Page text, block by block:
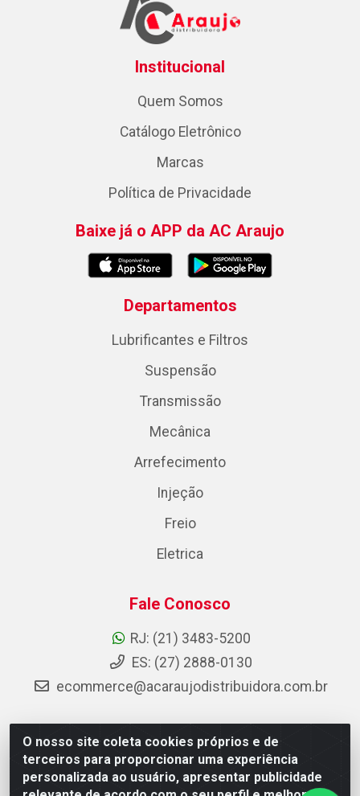
O nosso site coleta cookies próprios e de
terceiros para proporcionar uma experiência
personalizada ao usuário, apresentar publicidade
Institucional
Quem Somos
Catálogo Eletrônico
Marcas
Política de Privacidade
Baixe já o APP da AC Araujo
Departamentos
Lubrificantes e Filtros
Suspensão
Transmissão
Mecânica
Arrefecimento
Injeção
Freio
Eletrica
Fale Conosco
RJ: (21) 3483-5200
ES: (27) 2888-0130
ecommerce@acaraujodistribuidora.com.br
AC Araujo Distribuidora - Rua Carneiro de Campos, 42 -
São Cristóvão, Rio de Janeiro/RJ - CEP 20.920-410 -
CNPJ 08.744.753/0003-85